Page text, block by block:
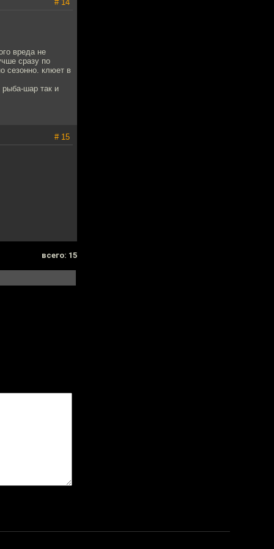
# 14
вреда не
сразу по
сезонно. клюет в
рыба-шар так и
# 15
всего: 15